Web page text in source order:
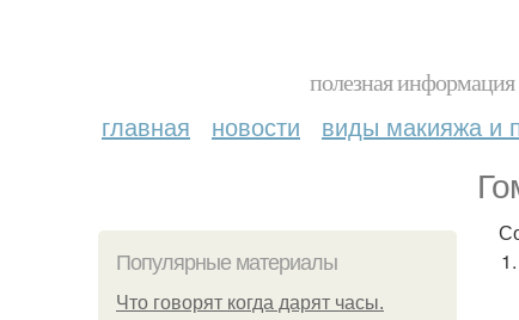
полезная
главная новости виды макияжа и
Популярные материалы
Что говорят когда дарят часы.